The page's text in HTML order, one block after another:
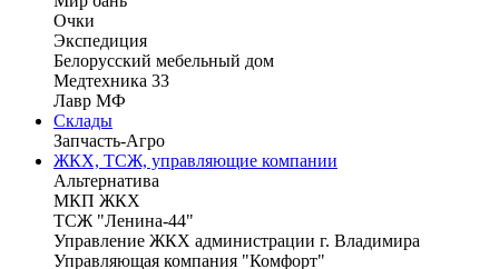
Очки
Экспедиция
Белорусский мебельный дом
Медтехника 33
Лавр МФ
Склады
Запчасть-Агро
ЖКХ, ТСЖ, управляющие компании
Альтернатива
МКП ЖКХ
ТСЖ "Ленина-44"
Управление ЖКХ администрации г. Владимира
Управляющая компания "Комфорт"